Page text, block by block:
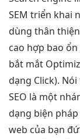
SEM triển khai
dùng thân thiện
cao hợp bao ổn
bắt mắt
dạng Click). Nói
SEO là một
dạng biện
web của bạn